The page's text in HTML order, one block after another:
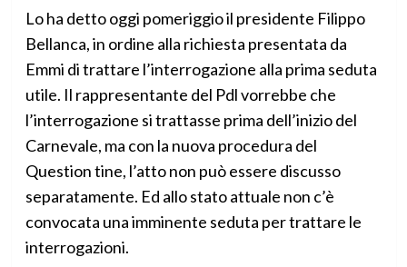
Lo ha detto oggi pomeriggio il presidente Filippo
Bellanca, in ordine alla richiesta presentata da
Emmi di trattare l’interrogazione alla prima seduta
utile. Il rappresentante del Pdl vorrebbe che
l’interrogazione si trattasse prima dell’inizio del
Carnevale, ma con la nuova procedura del
Question tine, l’atto non può essere discusso
separatamente. Ed allo stato attuale non c’è
convocata una imminente seduta per trattare le
interrogazioni.